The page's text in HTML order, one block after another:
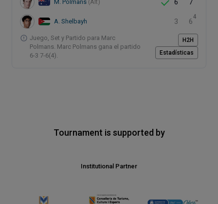
M. Polmans (Alt) 6 7
A. Shelbayh 3 6
4
Juego, Set y Partido para Marc
Polmans. Marc Polmans gana el partido
6-3 7-6(4).
H2H
Estadísticas
Tournament is supported by
Institutional Partner